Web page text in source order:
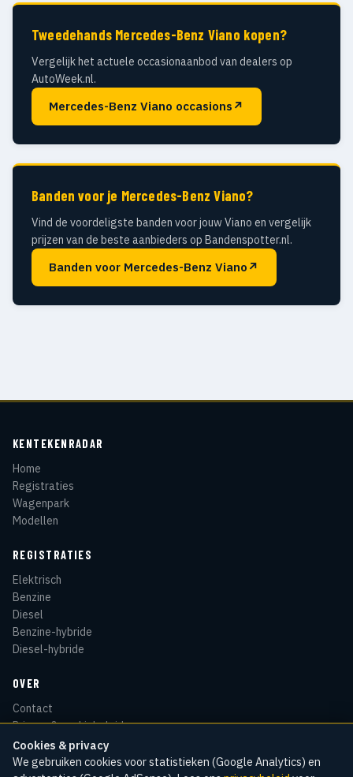
Cookies & privacy
We gebruiken cookies voor statistieken (Google Analytics) en
Tweedehands Mercedes-Benz Viano kopen?
Vergelijk het actuele occasionaanbod van dealers op
AutoWeek.nl.
Mercedes-Benz Viano occasions ↗
Banden voor je Mercedes-Benz Viano?
Vind de voordeligste banden voor jouw Viano en vergelijk
prijzen van de beste aanbieders op Bandenspotter.nl.
Banden voor Mercedes-Benz Viano ↗
KENTEKENRADAR
Home
Registraties
Wagenpark
Modellen
REGISTRATIES
Elektrisch
Benzine
Diesel
Benzine-hybride
Diesel-hybride
OVER
Contact
Privacy & cookiebeleid
Disclaimer
Sitemap